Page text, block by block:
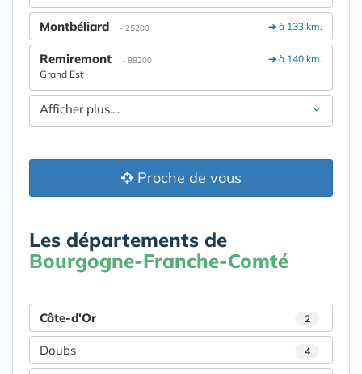
➔ à 133 km.
Montbéliard - 25200
➔ à 140 km.
Remiremont - 88200
Grand Est
Afficher plus....
Proche de vous
Les départements de
Bourgogne-Franche-Comté
Côte-d'Or 2
Doubs 4